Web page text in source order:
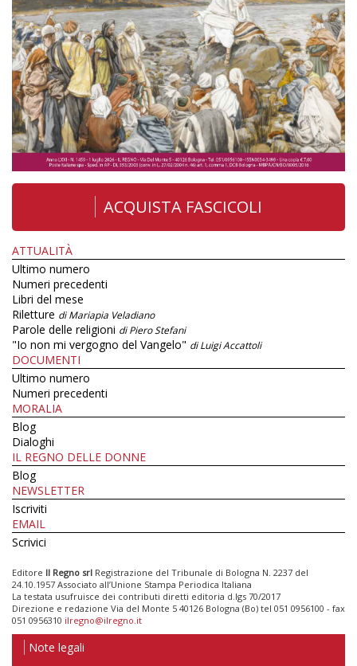
ACQUISTA FASCICOLI
ATTUALITÀ
Ultimo numero
Numeri precedenti
Libri del mese
Riletture di Mariapia Veladiano
Parole delle religioni di Piero Stefani
"Io non mi vergogno del Vangelo" di Luigi Accattoli
DOCUMENTI
Ultimo numero
Numeri precedenti
MORALIA
Blog
Dialoghi
IL REGNO DELLE DONNE
Blog
NEWSLETTER
Iscriviti
EMAIL
Scrivici
Editore Il Regno srl Registrazione del Tribunale di Bologna N. 2237 del
24.10.1957 Associato all’Unione Stampa Periodica Italiana
La testata usufruisce dei contributi diretti editoria d.lgs 70/2017
Direzione e redazione Via del Monte 5 40126 Bologna (Bo) tel 051 0956100 - fax
051 0956310 ilregno@ilregno.it
Note legali